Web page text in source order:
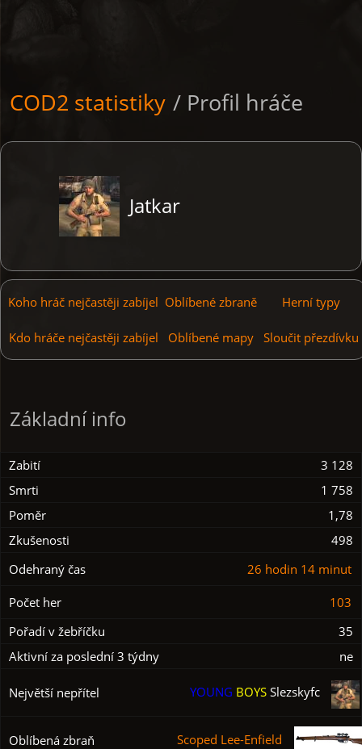
COD2 statistiky / Profil hráče
Jatkar
Koho hráč nejčastěji zabíjel Oblíbené zbraně Herní typy
Kdo hráče nejčastěji zabíjel Oblíbené mapy Sloučit přezdívku
Základní info
Zabití
3 128
Smrti
1 758
Poměr
1,78
Zkušenosti
498
Odehraný čas
26 hodin 14 minut
Počet her
103
Pořadí v žebříčku
35
Aktivní za poslední 3 týdny
ne
Největší nepřítel YOUNG BOYS Slezskyfc
Oblíbená zbraň Scoped Lee-Enfield